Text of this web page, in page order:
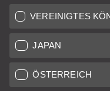
JAPAN
ÖSTERREICH
AUKTION
BRAND NEW
LEICA STORES